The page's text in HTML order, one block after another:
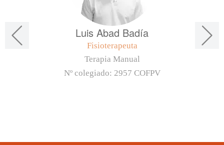
Luis Abad Badía
Fisioterapeuta
Terapia Manual
Nº colegiado: 2957 COFPV